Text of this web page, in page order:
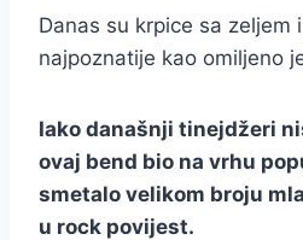
Danas su krpice sa zeljem
najpoznatije kao omiljeno
Iako današnji tinejdžeri
ovaj bend bio na vrhu
smetalo velikom broju
u rock povijest.